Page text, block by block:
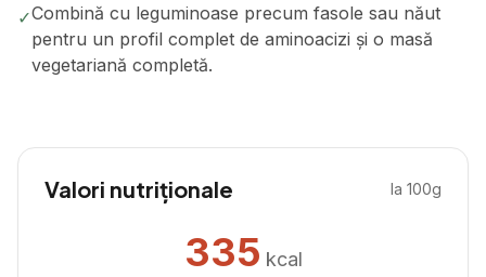
✓Combină cu leguminoase precum fasole sau năut
pentru un profil complet de aminoacizi și o masă
vegetariană completă.
Valori nutriționale la 100g
335 kcal